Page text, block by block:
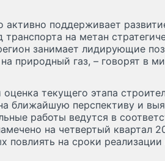
активно поддерживает
на метан
занимает лидирующие
природный газ, – говорят в
текущего этапа
ближайшую перспективу и
работы ведутся в
на четвертый квартал
повлиять на сроки реализации